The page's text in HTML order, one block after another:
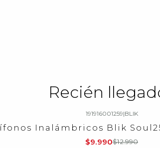
Recién
191916001259|BLIK
Inalámbricos Blik
$9.990$12.990